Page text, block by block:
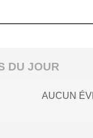
DU JOUR
AUCUN